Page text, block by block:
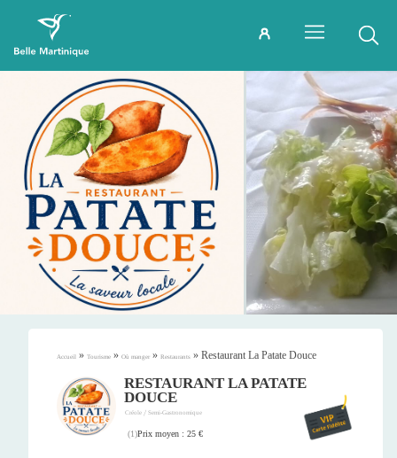
Accueil » Tourisme » Où manger » Restaurants » Restaurant La Patate Douce
RESTAURANT LA PATATE
DOUCE
Créole /Semi-Gastronomique
(1)Prix moyen : 25 €